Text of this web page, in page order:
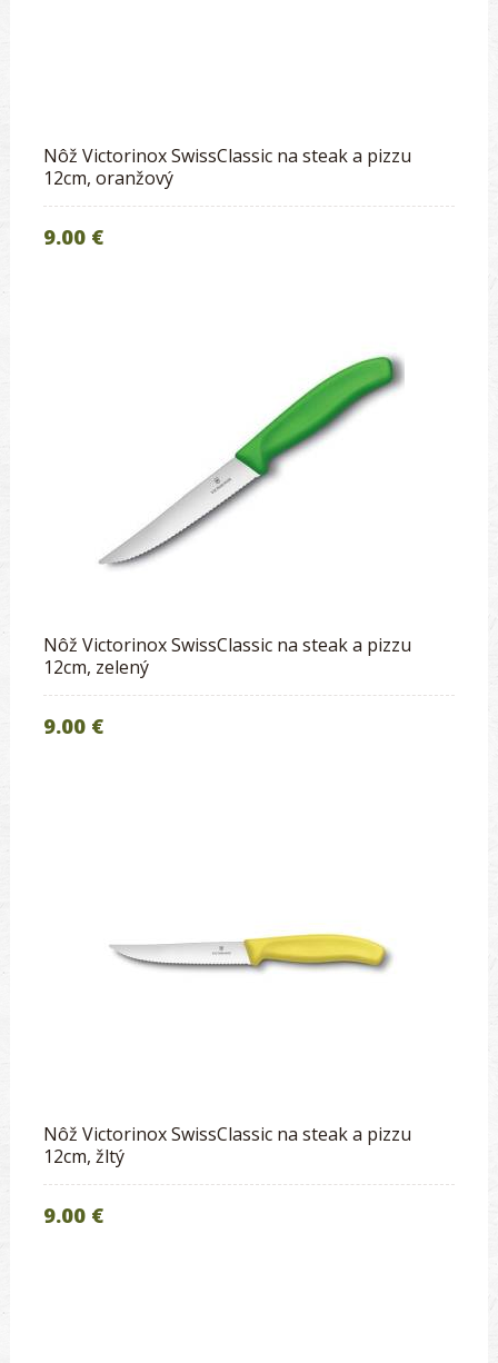
Nôž Victorinox SwissClassic na steak a pizzu
12cm, oranžový
9.00 €
Nôž Victorinox SwissClassic na steak a pizzu
12cm, zelený
9.00 €
Nôž Victorinox SwissClassic na steak a pizzu
12cm, žltý
9.00 €